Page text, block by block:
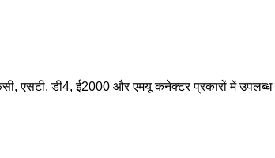
एसटी, डी4, ई2000 और एमयू कनेक्टर प्रकारों में